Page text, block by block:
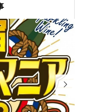
